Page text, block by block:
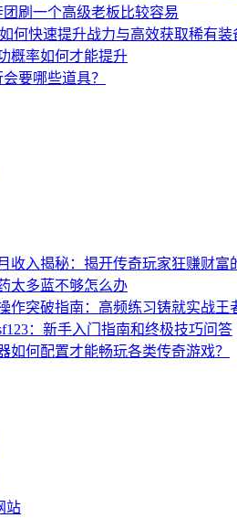
刷一个高级老板比较容易
何快速提升战力与高效获取稀有装
概率如何才能提升
要哪些道具？
收入揭秘：揭开传奇玩家狂赚财富
太多蓝不够怎么办
作突破指南：高频练习铸就实战王
：新手入门指南和终极技巧问答
如何配置才能畅玩各类传奇游戏？
站